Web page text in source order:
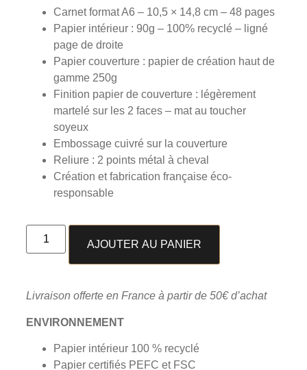
Carnet format A6 – 10,5 × 14,8 cm – 48 pages
Papier intérieur : 90g – 100% recyclé – ligné
page de droite
Papier couverture : papier de création haut de
gamme 250g
Finition papier de couverture : légèrement
martelé sur les 2 faces – mat au toucher
soyeux
Embossage cuivré sur la couverture
Reliure : 2 points métal à cheval
Création et fabrication française éco-
responsable
AJOUTER AU PANIER
Livraison offerte en France à partir de 50€ d’achat
ENVIRONNEMENT
Papier intérieur 100 % recyclé
Papier certifiés PEFC et FSC